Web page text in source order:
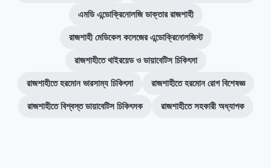
এমডি এন্ডোক্রিনোলজি ডাক্তার রাজশাহী
রাজশাহী মেডিকেল কলেজের এন্ডোক্রিনোলজিস্ট
রাজশাহীতে থাইরয়েড ও ডায়াবেটিস চিকিৎসা
রাজশাহীতে হরমোন ভারসাম্য চিকিৎসা রাজশাহীতে হরমোন রোগ বিশেষজ্ঞ
রাজশাহীতে বিশ্বস্ত ডায়াবেটিস চিকিৎসক রাজশাহীতে সহকারী অধ্যাপক